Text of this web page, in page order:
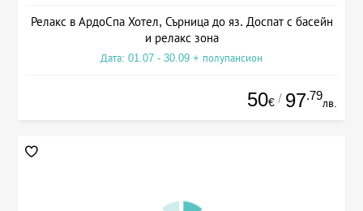
Релакс в АрдоСпа Хотел, Сърница до яз. Доспат с басейн
и релакс зона
Дата: 01.07 - 30.09 + полупансион
50€ / 97.79
лв.